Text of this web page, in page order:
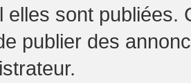
elles sont publiées.
publier des